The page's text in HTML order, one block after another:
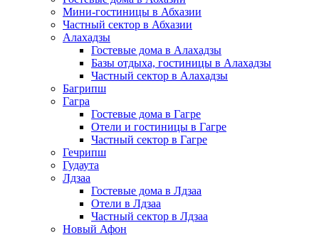
Мини-гостиницы в Абхазии
Частный сектор в Абхазии
Алахадзы
Гостевые дома в Алахадзы
Базы отдыха, гостиницы в Алахадзы
Частный сектор в Алахадзы
Багрипш
Гагра
Гостевые дома в Гагре
Отели и гостиницы в Гагре
Частный сектор в Гагре
Гечрипш
Гудаута
Лдзаа
Гостевые дома в Лдзаа
Отели в Лдзаа
Частный сектор в Лдзаа
Новый Афон